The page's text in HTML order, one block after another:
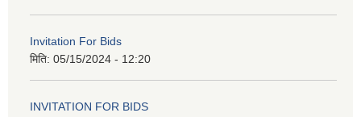
Invitation For Bids
मिति: 05/15/2024 - 12:20
INVITATION FOR BIDS